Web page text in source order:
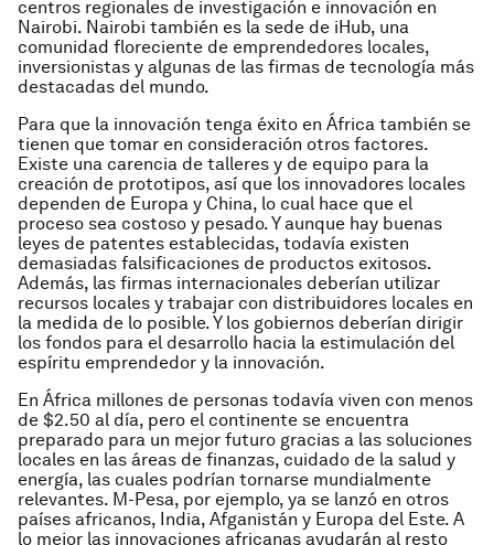
centros regionales de investigación e innovación en
Nairobi. Nairobi también es la sede de iHub, una
comunidad floreciente de emprendedores locales,
inversionistas y algunas de las firmas de tecnología más
destacadas del mundo.
Para que la innovación tenga éxito en África también se
tienen que tomar en consideración otros factores.
Existe una carencia de talleres y de equipo para la
creación de prototipos, así que los innovadores locales
dependen de Europa y China, lo cual hace que el
proceso sea costoso y pesado. Y aunque hay buenas
leyes de patentes establecidas, todavía existen
demasiadas falsificaciones de productos exitosos.
Además, las firmas internacionales deberían utilizar
recursos locales y trabajar con distribuidores locales en
la medida de lo posible. Y los gobiernos deberían dirigir
los fondos para el desarrollo hacia la estimulación del
espíritu emprendedor y la innovación.
En África millones de personas todavía viven con menos
de $2.50 al día, pero el continente se encuentra
preparado para un mejor futuro gracias a las soluciones
locales en las áreas de finanzas, cuidado de la salud y
energía, las cuales podrían tornarse mundialmente
relevantes. M-Pesa, por ejemplo, ya se lanzó en otros
países africanos, India, Afganistán y Europa del Este. A
lo mejor las innovaciones africanas ayudarán al resto